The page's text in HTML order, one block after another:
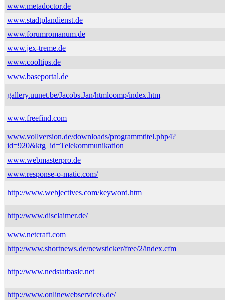
www.metadoctor.de
www.stadtplandienst.de
www.forumromanum.de
www.jex-treme.de
www.cooltips.de
www.baseportal.de
gallery.uunet.be/Jacobs.Jan/htmlcomp/index.htm
www.freefind.com
www.vollversion.de/downloads/programmtitel.php4?
id=920&ktg_id=Telekommunikation
www.webmasterpro.de
www.response-o-matic.com/
http://www.webjectives.com/keyword.htm
http://www.disclaimer.de/
www.netcraft.com
http://www.shortnews.de/newsticker/free/2/index.cfm
http://www.nedstatbasic.net
http://www.onlinewebservice6.de/